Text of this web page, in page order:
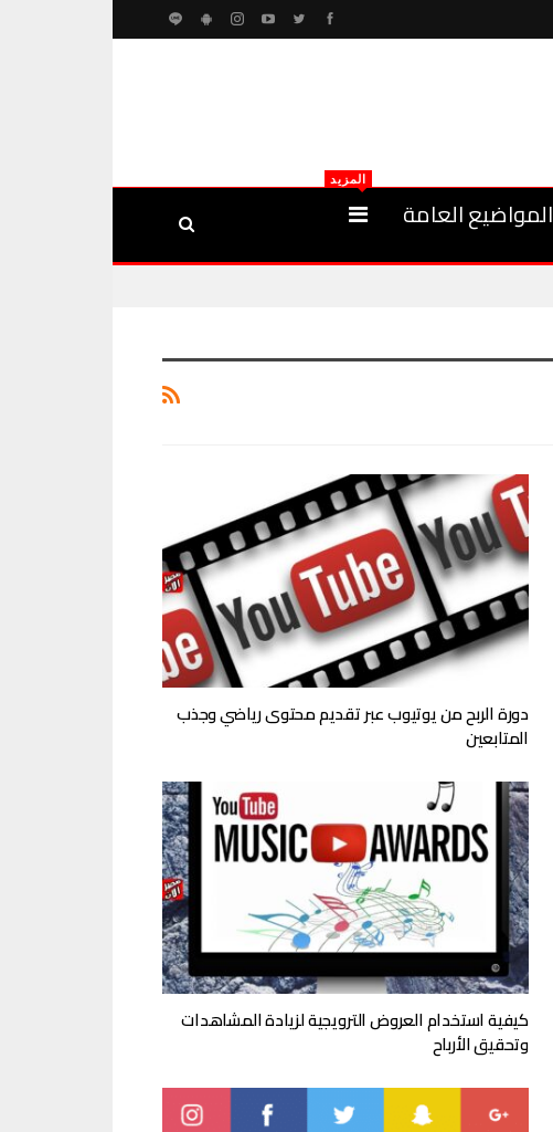
المواضيع العامة
المزيد
دورة الربح من يوتيوب عبر تقديم محتوى رياضي وجذب
المتابعين
كيفية استخدام العروض الترويجية لزيادة المشاهدات
وتحقيق الأرباح